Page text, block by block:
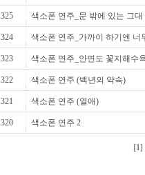
325 색소폰 연주_문 밖에 있는 그대
324 색소폰 연주_가까이 하기엔 너
323 색소폰 연주_안면도 꽃지해수
322 색소폰 연주 (백년의 약속)
321 색소폰 연주 (열애)
320 색소폰 연주 2
[1]